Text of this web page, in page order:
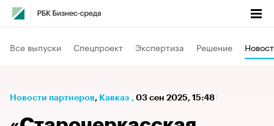
Все выпуски Спецпроект Экспертиза Решение
Новости партнеров⁠, Кавказ , 03 сен 2025, 15:48